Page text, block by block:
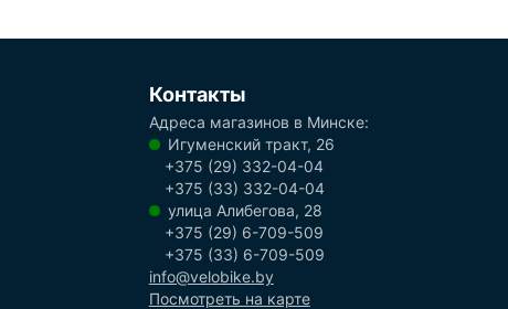
Контакты
Адреса магазинов в Минске:
Игуменский тракт, 26
+375 (29) 332-04-04
+375 (33) 332-04-04
улица Алибегова, 28
+375 (29) 6-709-509
+375 (33) 6-709-509
info@velobike.by
Посмотреть на карте